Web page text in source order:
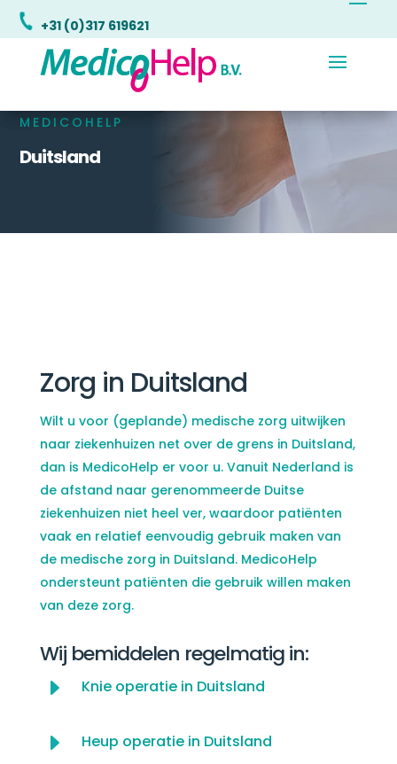
+31 (0)317 619621
+31 (0)317 619621
+31 (0)317 619621
MEDICOHELP
Duitsland
Zorg in Duitsland
Wilt u voor (geplande) medische zorg uitwijken
naar ziekenhuizen net over de grens in Duitsland,
dan is MedicoHelp er voor u. Vanuit Nederland is
de afstand naar gerenommeerde Duitse
ziekenhuizen niet heel ver, waardoor patiënten
vaak en relatief eenvoudig gebruik maken van
de medische zorg in Duitsland. MedicoHelp
ondersteunt patiënten die gebruik willen maken
van deze zorg.
Wij bemiddelen regelmatig in:
E Knie operatie in Duitsland
E Heup operatie in Duitsland